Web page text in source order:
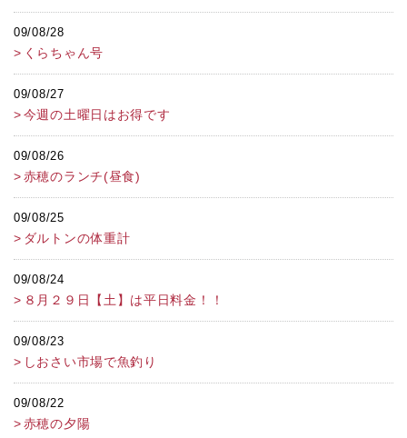
09/08/28
くらちゃん号
09/08/27
今週の土曜日はお得です
09/08/26
赤穂のランチ(昼食)
09/08/25
ダルトンの体重計
09/08/24
８月２９日【土】は平日料金！！
09/08/23
しおさい市場で魚釣り
09/08/22
赤穂の夕陽